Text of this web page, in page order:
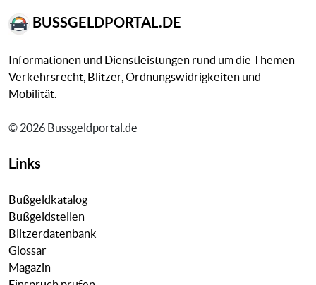
BUSSGELDPORTAL.DE
Informationen und Dienstleistungen rund um die Themen
Verkehrsrecht, Blitzer, Ordnungswidrigkeiten und
Mobilität.
© 2026 Bussgeldportal.de
Links
Bußgeldkatalog
Bußgeldstellen
Blitzerdatenbank
Glossar
Magazin